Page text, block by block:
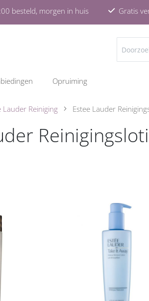
besteld, morgen in huis Gratis
ZOEKEN
Opruiming
Lauder Reiniging Estee Lauder
verlanglijst